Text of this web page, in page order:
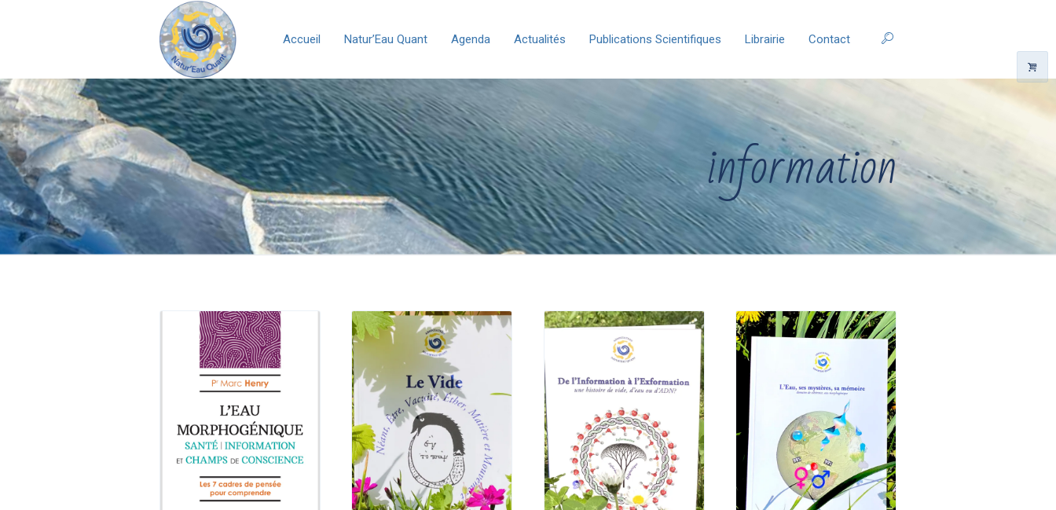
Accueil Natur’Eau Quant Agenda Actualités Publications Scientifiques Librairie Contact
information